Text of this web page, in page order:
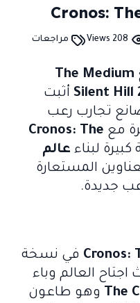
208 Views مراجعات
The Medium
Silent Hill أثبت
تجارب رعب
مع Cronos: The
لبناء عالم
المستعارة
جديدة.
Cronos: في نسخة
العالم وباء
The وهو طاعون